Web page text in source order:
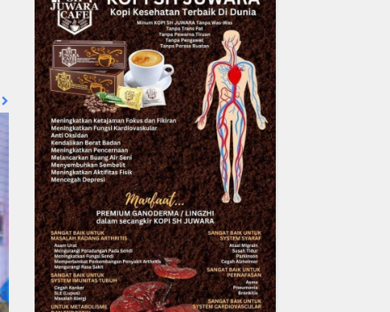
0 fakta media
Polres Inhil bersama Pemkab
Riau Perkuat Sinergi Tangani
Liar di